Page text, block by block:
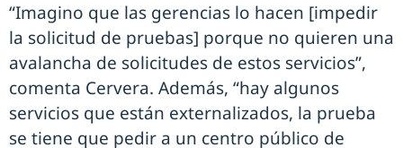
“Imagino que las gerencias lo hacen [impedir
la solicitud de pruebas] porque no quieren una
avalancha de solicitudes de estos servicios”,
comenta Cervera. Además, “hay algunos
servicios que están externalizados, la prueba
se tiene que pedir a un centro público de